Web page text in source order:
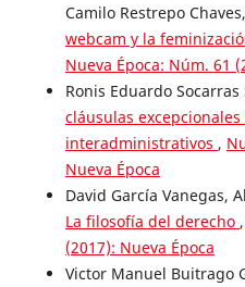
Camilo Restrepo Chaves,
webcam y la
Nueva Época: Núm. 61
Ronis Eduardo Socarras
cláusulas
interadministrativos ,
Nueva Época
David García Vanegas,
La filosofía del derecho ,
(2017): Nueva Época
Victor Manuel Buitrago